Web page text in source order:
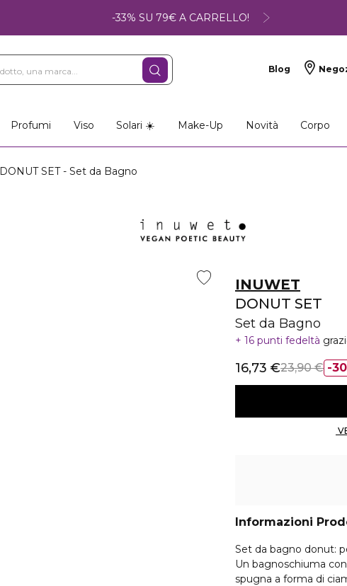
-33% SU 79€ A CARRELLO!
Blog
Profumi Viso Solari ☀️ Make-Up Novità Corpo
DONUT SET - Set da Bagno
INUWET
DONUT SET
Set da Bagno
16 punti fedeltà
16,73 €23,90 €
Informazioni
Set da bagno donut:
Un bagnoschiuma
spugna a forma di